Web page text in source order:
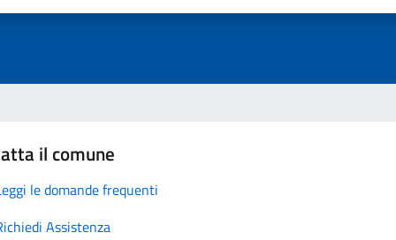
il comune
le domande frequenti
Assistenza